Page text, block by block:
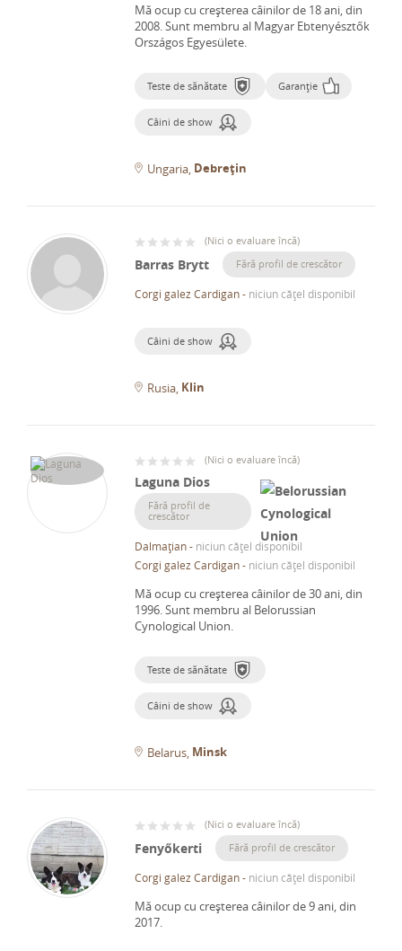
Mă ocup cu creșterea câinilor de 18 ani, din
2008.Sunt membru al Magyar Ebtenyésztők
Országos Egyesülete.
Teste de sănătate Garanție
Câini de show
Ungaria Debrețin
(Nici o evaluare încă)
Barras Brytt Fără profil de crescător
Corgi galez Cardigan- niciun cățel disponibil
Câini de show
Rusia Klin
(Nici o evaluare încă)
Laguna Dios
Fără profil de
crescător
Dalmațian- niciun cățel disponibil
Corgi galez Cardigan- niciun cățel disponibil
Mă ocup cu creșterea câinilor de 30 ani, din
1996.Sunt membru al Belorussian
Cynological Union.
Teste de sănătate
Câini de show
Belarus Minsk
(Nici o evaluare încă)
Fenyőkerti Fără profil de crescător
Corgi galez Cardigan- niciun cățel disponibil
Mă ocup cu creșterea câinilor de 9 ani, din
2017.